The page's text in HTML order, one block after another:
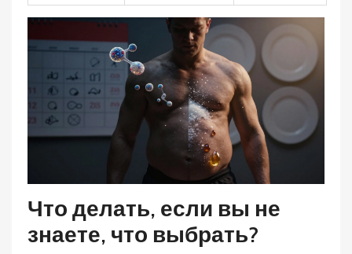
Что делать, если вы не
знаете, что выбрать?